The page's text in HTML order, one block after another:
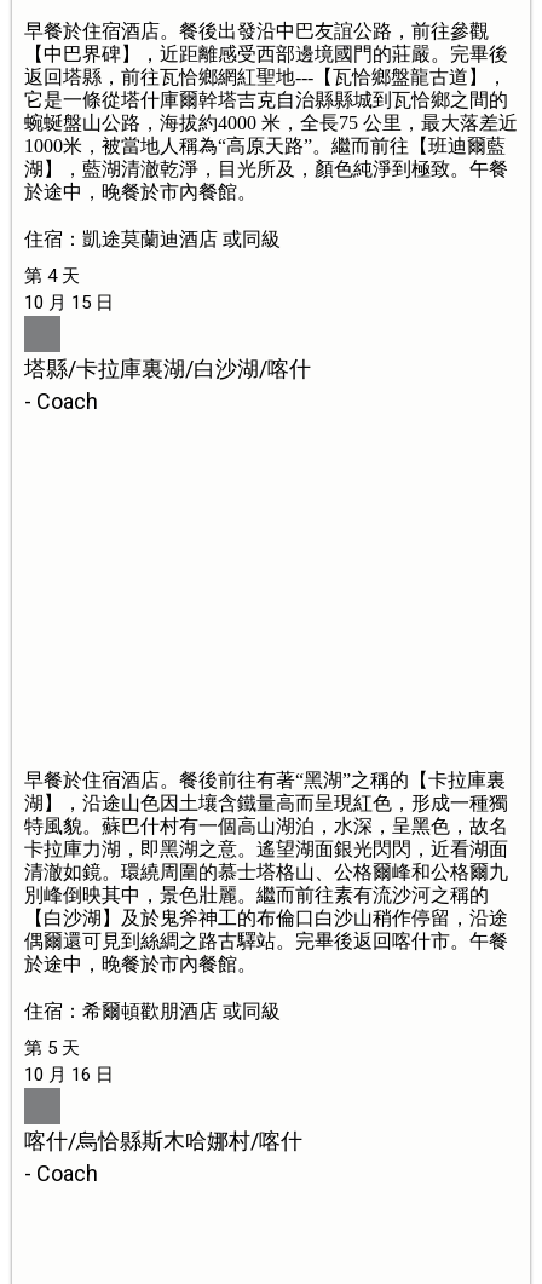
早餐於住宿酒店。餐後出發沿中巴友誼公路，前往參觀
【中巴界碑】，近距離感受西部邊境國門的莊嚴。完畢後
返回塔縣，前往瓦恰鄉網紅聖地---【瓦恰鄉盤龍古道】，
它是一條從塔什庫爾幹塔吉克自治縣縣城到瓦恰鄉之間的
蜿蜒盤山公路，海拔約4000 米，全長75 公里，最大落差近
1000米，被當地人稱為“高原天路”。繼而前往【班迪爾藍
湖】，藍湖清澈乾淨，目光所及，顏色純淨到極致。午餐
於途中，晚餐於市內餐館。
住宿：凱途莫蘭迪酒店 或同級
第 4 天
10 月 15 日
塔縣/卡拉庫裏湖/白沙湖/喀什
- Coach
早餐於住宿酒店。餐後前往有著“黑湖”之稱的【卡拉庫裏
湖】，沿途山色因土壤含鐵量高而呈現紅色，形成一種獨
特風貌。蘇巴什村有一個高山湖泊，水深，呈黑色，故名
卡拉庫力湖，即黑湖之意。遙望湖面銀光閃閃，近看湖面
清澈如鏡。環繞周圍的慕士塔格山、公格爾峰和公格爾九
別峰倒映其中，景色壯麗。繼而前往素有流沙河之稱的
【白沙湖】及於鬼斧神工的布倫口白沙山稍作停留，沿途
偶爾還可見到絲綢之路古驛站。完畢後返回喀什市。午餐
於途中，晚餐於市內餐館。
住宿：希爾頓歡朋酒店 或同級
第 5 天
10 月 16 日
喀什/烏恰縣斯木哈娜村/喀什
- Coach